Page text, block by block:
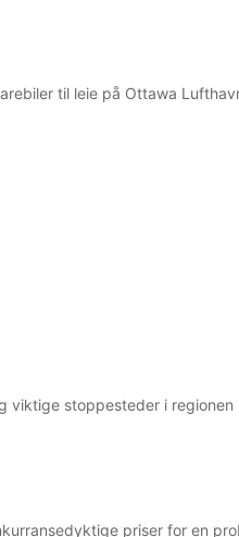
til leie på Ottawa
viktige stoppesteder i
priser for en